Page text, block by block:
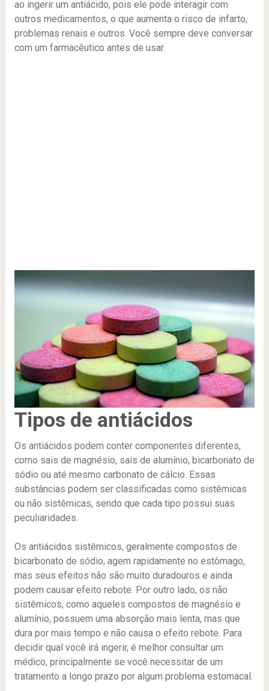
ao ingerir um antiácido, pois ele pode interagir com
outros medicamentos, o que aumenta o risco de infarto,
problemas renais e outros. Você sempre deve conversar
com um farmacêutico antes de usar.
Tipos de antiácidos
Os antiácidos podem conter componentes diferentes,
como sais de magnésio, sais de alumínio, bicarbonato de
sódio ou até mesmo carbonato de cálcio. Essas
substâncias podem ser classificadas como sistêmicas
ou não sistêmicas, sendo que cada tipo possui suas
peculiaridades.
Os antiácidos sistêmicos, geralmente compostos de
bicarbonato de sódio, agem rapidamente no estômago,
mas seus efeitos não são muito duradouros e ainda
podem causar efeito rebote. Por outro lado, os não
sistêmicos, como aqueles compostos de magnésio e
alumínio, possuem uma absorção mais lenta, mas que
dura por mais tempo e não causa o efeito rebote. Para
decidir qual você irá ingerir, é melhor consultar um
médico, principalmente se você necessitar de um
tratamento a longo prazo por algum problema estomacal.